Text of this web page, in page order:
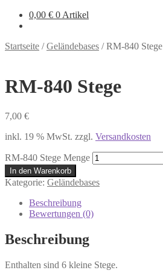
0,00 € 0 Artikel
Startseite /Geländebases /RM-840 Stege
RM-840 Stege
7,00 €
inkl. 19 % MwSt. zzgl. Versandkosten
RM-840 Stege Menge
In den Warenkorb
Kategorie: Geländebases
Beschreibung
Bewertungen (0)
Beschreibung
Enthalten sind 6 kleine Stege.